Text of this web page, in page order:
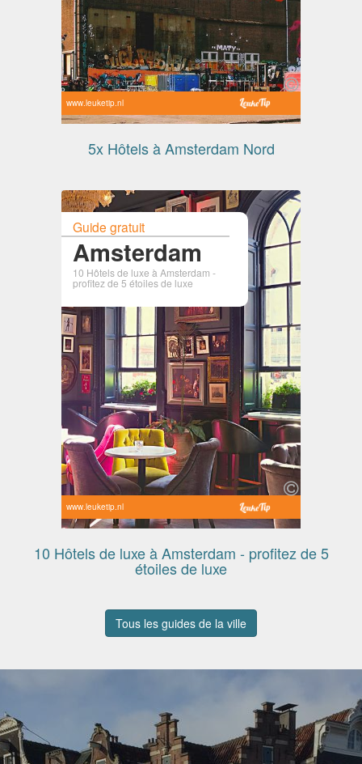
www.leuketip.nl
5x Hôtels à Amsterdam Nord
Guide gratuit
Amsterdam
10 Hôtels de luxe à Amsterdam -
profitez de 5 étoiles de luxe
www.leuketip.nl
10 Hôtels de luxe à Amsterdam - profitez de 5
étoiles de luxe
Tous les guides de la ville